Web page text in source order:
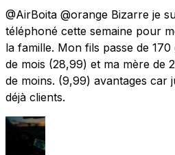
@AirBoita @orange Bizarre je
téléphoné cette semaine pour
la famille. Mon fils passe de
de mois (28,99) et ma mère de
de moins. (9,99) avantages car
déjà clients.